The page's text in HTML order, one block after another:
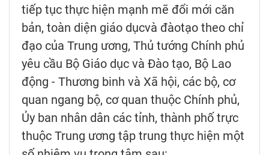
tiếp tục thực hiện mạnh mẽ đổi mới căn
bản, toàn diện giáo dụcvà đàotạo theo chỉ
đạo của Trung ương, Thủ tướng Chính phủ
yêu cầu Bộ Giáo dục và Đào tạo, Bộ Lao
động - Thương binh và Xã hội, các bộ, cơ
quan ngang bộ, cơ quan thuộc Chính phủ,
Ủy ban nhân dân các tỉnh, thành phố trực
thuộc Trung ương tập trung thực hiện một